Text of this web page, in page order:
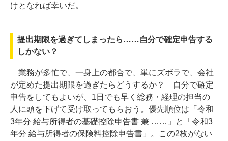
けとなれば幸いだ。
提出期限を過ぎてしまったら……自分で確定申告する
しかない？
業務が多忙で、一身上の都合で、単にズボラで、会社
が定めた提出期限を過ぎたらどうするか？ 自分で確定
申告をしてもよいが、1日でも早く総務・経理の担当の
人に頭を下げて受け取ってもらおう。優先順位は「令和
3年分 給与所得者の基礎控除申告書 兼 ……」と「令和3
年分 給与所得者の保険料控除申告書」。この2枚がない